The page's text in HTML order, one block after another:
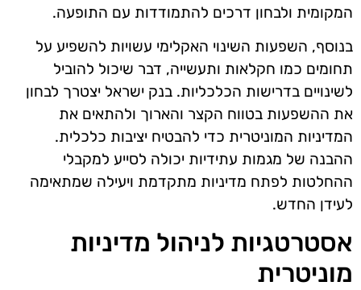
המקומית ולבחון דרכים להתמודדות עם התופעה.
בנוסף, השפעות השינוי האקלימי עשויות להשפיע על
תחומים כמו חקלאות ותעשייה, דבר שיכול להוביל
לשינויים בדרישות הכלכליות. בנק ישראל יצטרך לבחון
את ההשפעות בטווח הקצר והארוך ולהתאים את
המדיניות המוניטרית כדי להבטיח יציבות כלכלית.
ההבנה של מגמות עתידיות יכולה לסייע למקבלי
ההחלטות לפתח מדיניות מתקדמת ויעילה שמתאימה
לעידן החדש.
אסטרטגיות לניהול מדיניות
מוניטרית